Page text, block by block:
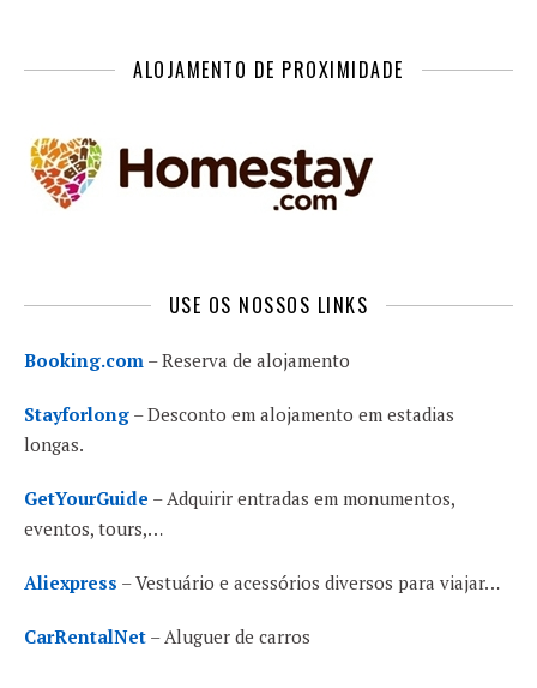
ALOJAMENTO DE PROXIMIDADE
USE OS NOSSOS LINKS
Booking.com – Reserva de alojamento
Stayforlong – Desconto em alojamento em estadias
longas.
GetYourGuide – Adquirir entradas em monumentos,
eventos, tours,…
Aliexpress – Vestuário e acessórios diversos para viajar…
CarRentalNet – Aluguer de carros